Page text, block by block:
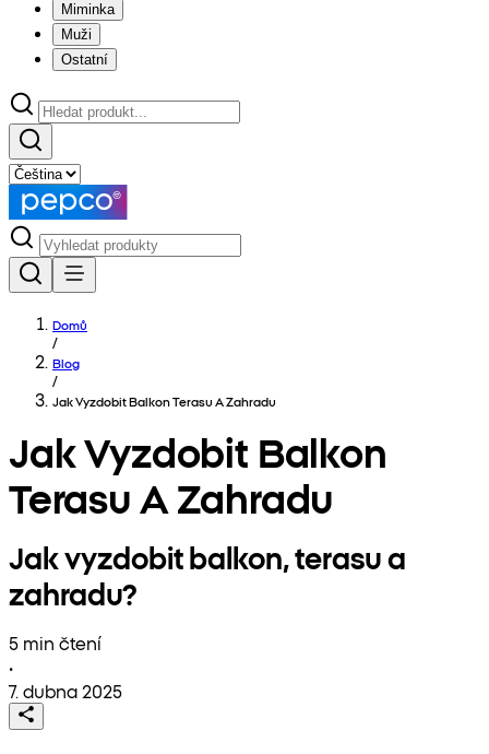
Miminka
Muži
Ostatní
Domů
/
Blog
/
Jak Vyzdobit Balkon Terasu A Zahradu
Jak Vyzdobit Balkon
Terasu A Zahradu
Jak vyzdobit balkon, terasu a
zahradu?
5 min čtení
•
7. dubna 2025